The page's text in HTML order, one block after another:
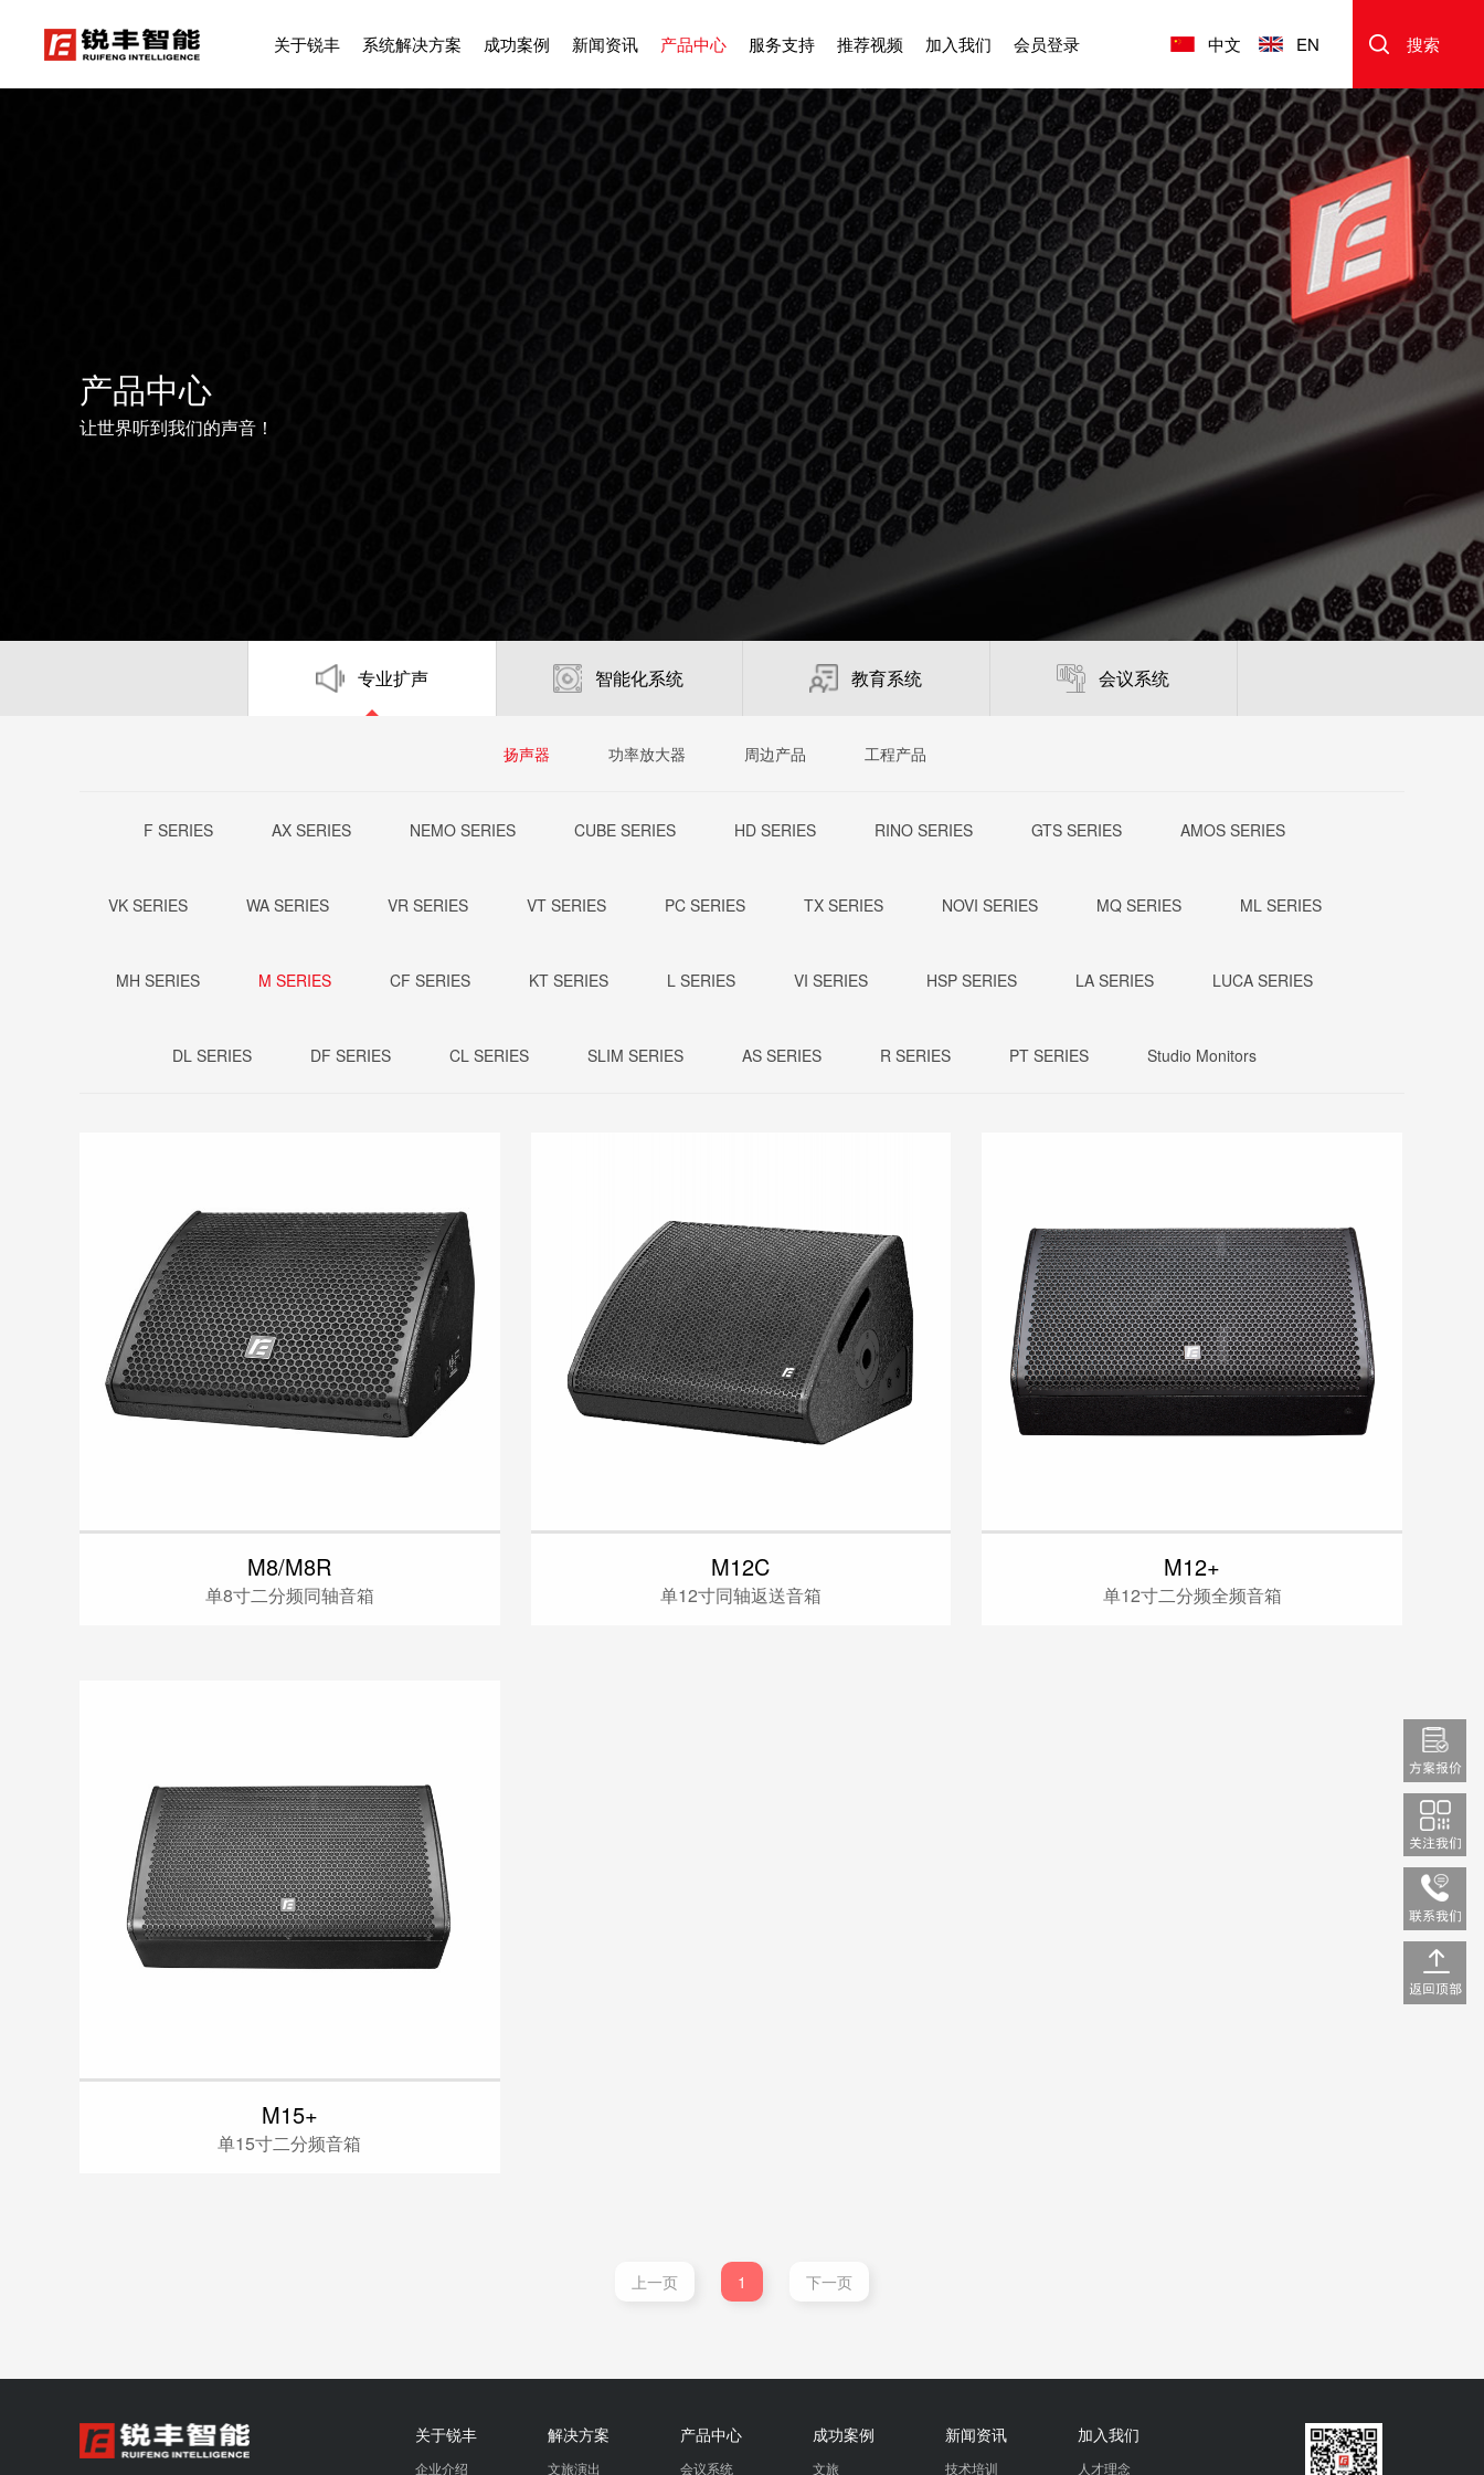
关于锐丰 系统解决方案 成功案例 新闻资讯 产品中心 服务支持 推荐视频 加入我们 会员登录 中文 EN 搜索
产品中心
让世界听到我们的声音！
专业扩声 智能化系统 教育系统 会议系统
扬声器 功率放大器 周边产品 工程产品
F SERIES AX SERIES NEMO SERIES CUBE SERIES HD SERIES RINO SERIES GTS SERIES AMOS SERIES
VK SERIES WA SERIES VR SERIES VT SERIES PC SERIES TX SERIES NOVI SERIES MQ SERIES ML SERIES
MH SERIES M SERIES CF SERIES KT SERIES L SERIES VI SERIES HSP SERIES LA SERIES LUCA SERIES
DL SERIES DF SERIES CL SERIES SLIM SERIES AS SERIES R SERIES PT SERIES Studio Monitors
M8/M8R
单8寸二分频同轴音箱
M12C
单12寸同轴返送音箱
M12+
单12寸二分频全频音箱
M15+
单15寸二分频音箱
上一页 1 下一页
关于锐丰
企业介绍
解决方案
文旅演出
产品中心
会议系统
成功案例
文旅
新闻资讯
技术培训
加入我们
人才理念